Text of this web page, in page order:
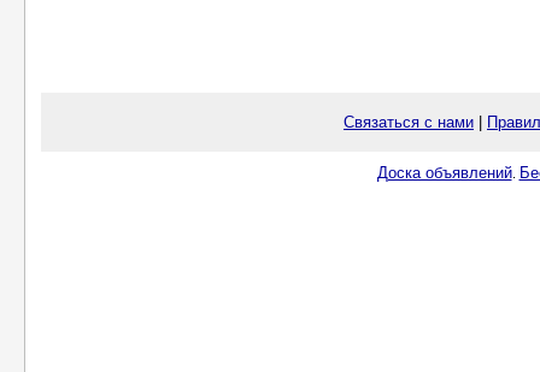
Связаться с нами
Доска объявлений.